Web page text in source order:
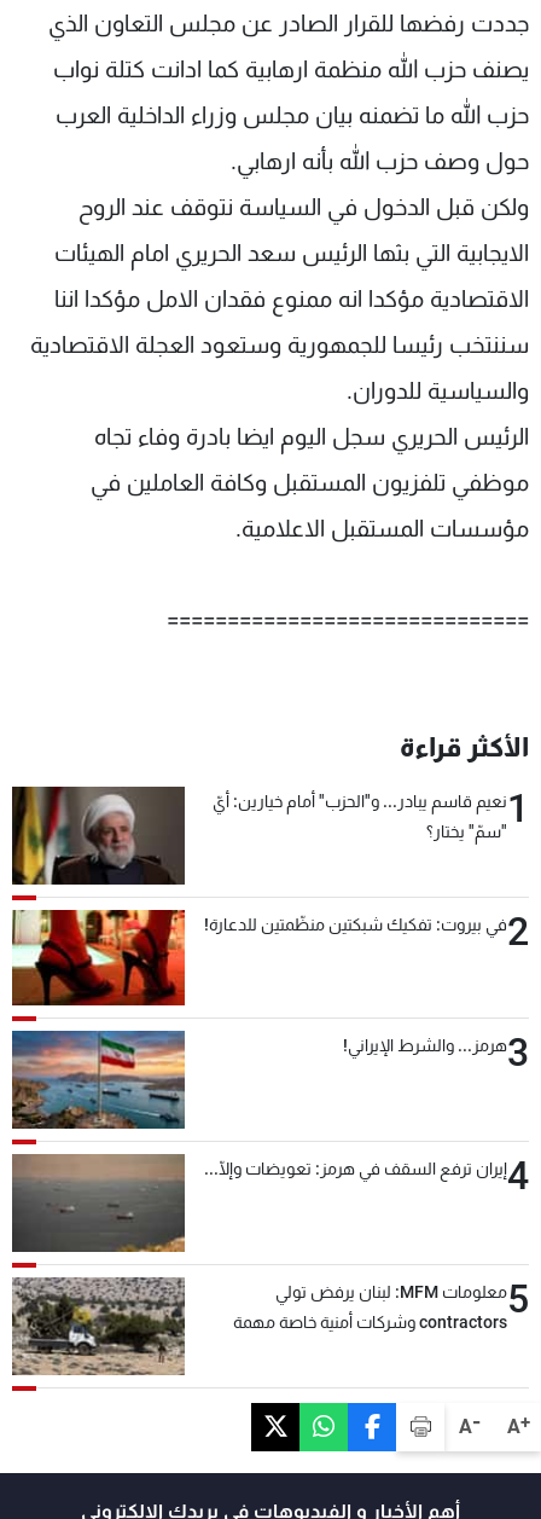
A+
A-
جددت رفضها للقرار الصادر عن مجلس التعاون الذي
يصنف حزب الله منظمة ارهابية كما ادانت كتلة نواب
حزب الله ما تضمنه بيان مجلس وزراء الداخلية العرب
حول وصف حزب الله بأنه ارهابي.
ولكن قبل الدخول في السياسة نتوقف عند الروح
الايجابية التي بثها الرئيس سعد الحريري امام الهيئات
الاقتصادية مؤكدا انه ممنوع فقدان الامل مؤكدا اننا
سننتخب رئيسا للجمهورية وستعود العجلة الاقتصادية
والسياسية للدوران.
الرئيس الحريري سجل اليوم ايضا بادرة وفاء تجاه
موظفي تلفزيون المستقبل وكافة العاملين في
مؤسسات المستقبل الاعلامية.
==============================
الأكثر قراءة
1نعيم قاسم يبادر... و"الحزب" أمام خيارين: أيّ
"سمّ" يختار؟
2في بيروت: تفكيك شبكتين منظّمتين للدعارة!
3هرمز... والشرط الإيراني!
4إيران ترفع السقف في هرمز: تعويضات وإلّا...
5
معلومات MFM: لبنان يرفض تولي
contractors وشركات أمنية خاصة مهمة
أهم الأخبار و الفيديوهات في بريدك الالكتروني